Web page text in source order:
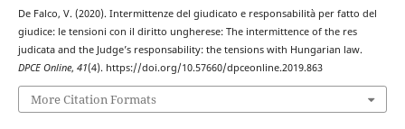
De Falco, V. (2020). Intermittenze del giudicato e responsabilità per fatto del
giudice: le tensioni con il diritto ungherese: The intermittence of the res
judicata and the Judge’s responsability: the tensions with Hungarian law.
DPCE Online, 41(4). https://doi.org/10.57660/dpceonline.2019.863
More Citation Formats